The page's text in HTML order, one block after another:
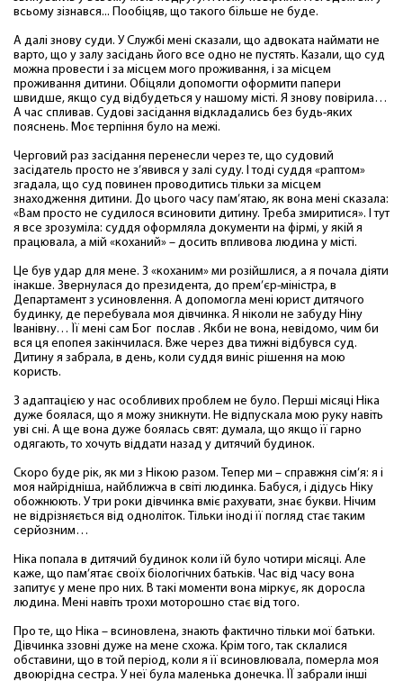
всьому зізнався... Пообіцяв, що такого більше не буде.
А далі знову суди. У Службі мені сказали, що адвоката наймати не
варто, що у залу засідань його все одно не пустять. Казали, що суд
можна провести і за місцем мого проживання, і за місцем
проживання дитини. Обіцяли допомогти оформити папери
швидше, якщо суд відбудеться у нашому місті. Я знову повірила…
А час спливав. Судові засідання відкладались без будь-яких
пояснень. Моє терпіння було на межі.
Черговий раз засідання перенесли через те, що судовий
засідатель просто не з’явився у залі суду. І тоді суддя «раптом»
згадала, що суд повинен проводитись тільки за місцем
знаходження дитини. До цього часу пам’ятаю, як вона мені сказала:
«Вам просто не судилося всиновити дитину. Треба змиритися». І тут
я все зрозуміла: суддя оформляла документи на фірмі, у якій я
працювала, а мій «коханий» – досить впливова людина у місті.
Це був удар для мене. З «коханим» ми розійшлися, а я почала діяти
інакше. Звернулася до президента, до прем’єр-міністра, в
Департамент з усиновлення. А допомогла мені юрист дитячого
будинку, де перебувала моя дівчинка. Я ніколи не забуду Ніну
Іванівну… Її мені сам Бог послав . Якби не вона, невідомо, чим би
вся ця епопея закінчилася. Вже через два тижні відбувся суд.
Дитину я забрала, в день, коли суддя виніс рішення на мою
користь.
З адаптацією у нас особливих проблем не було. Перші місяці Ніка
дуже боялася, що я можу зникнути. Не відпускала мою руку навіть
уві сні. А ще вона дуже боялась свят: думала, що якщо її гарно
одягають, то хочуть віддати назад у дитячий будинок.
Скоро буде рік, як ми з Нікою разом. Тепер ми – справжня сім’я: я і
моя найрідніша, найближча в світі людинка. Бабуся, і дідусь Ніку
обожнюють. У три роки дівчинка вміє рахувати, знає букви. Нічим
не відрізняється від одноліток. Тільки іноді її погляд стає таким
серйозним…
Ніка попала в дитячий будинок коли їй було чотири місяці. Але
каже, що пам’ятає своїх біологічних батьків. Час від часу вона
запитує у мене про них. В такі моменти вона міркує, як доросла
людина. Мені навіть трохи моторошно стає від того.
Про те, що Ніка – всиновлена, знають фактично тільки мої батьки.
Дівчинка ззовні дуже на мене схожа. Крім того, так склалися
обставини, що в той період, коли я її всиновлювала, померла моя
двоюрідна сестра. У неї була маленька донечка. ЇЇ забрали інші